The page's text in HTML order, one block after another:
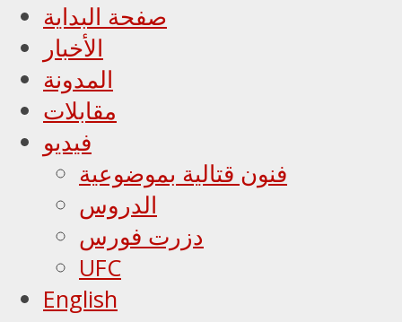
صفحة البداية
الأخبار
المدونة
مقابلات
فيديو
فنون قتالية بموضوعية
الدروس
دزرت فورس
UFC
English